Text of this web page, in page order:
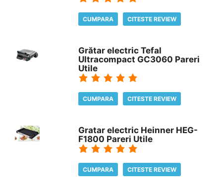
CUMPARA CITESTE REVIEW
Grătar electric Tefal
Ultracompact GC3060 Pareri
Utile
CUMPARA CITESTE REVIEW
Gratar electric Heinner HEG-
F1800 Pareri Utile
CUMPARA CITESTE REVIEW